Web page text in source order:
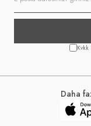
Daha